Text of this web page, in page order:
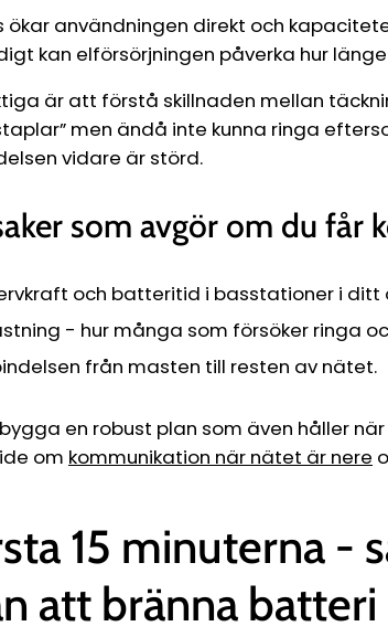
ökar användningen direkt och
kan elförsörjningen påverka hur
är att förstå skillnaden mellan
men ändå inte kunna ringa
vidare är störd.
som avgör om du får
och batteritid i basstationer i ditt
- hur många som försöker ringa
från masten till resten av nätet.
en robust plan som även håller
om kommunikation när nätet är nere
15 minuterna -
att bränna batteri